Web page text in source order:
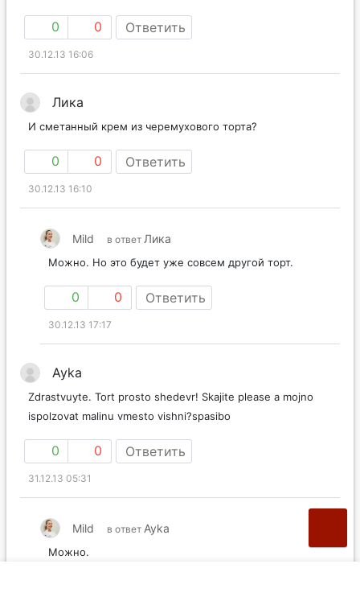
0 0 Ответить
30.12.13 16:06
Лика
И сметанный крем из черемухового торта?
0 0 Ответить
30.12.13 16:10
Mild в ответ Лика
Можно. Но это будет уже совсем другой торт.
0 0 Ответить
30.12.13 17:17
Ayka
Zdrastvuyte. Tort prosto shedevr! Skajite please a mojno
ispolzovat malinu vmesto vishni?spasibo
0 0 Ответить
31.12.13 05:31
Mild в ответ Ayka
Можно.